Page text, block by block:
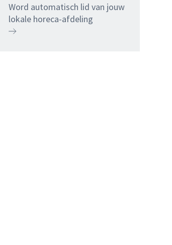
Word automatisch lid van jouw
lokale horeca-afdeling